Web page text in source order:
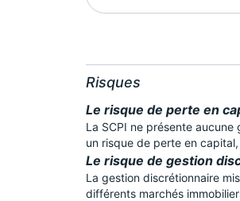
Expansion Santé
Risques
Le risque de perte en
La SCPI ne présente
un risque de perte en
Le risque de gestion
La gestion discrétionnaire
différents marchés